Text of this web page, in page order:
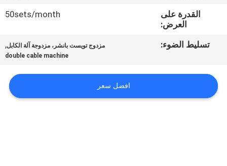
مراقبة
بنا
القدرة على
العرض:
50sets/month
تسليط الضوء: مزدوج تويست بانشر، مزدوجة آلة الكابل,
double cable machine
افضل سعر